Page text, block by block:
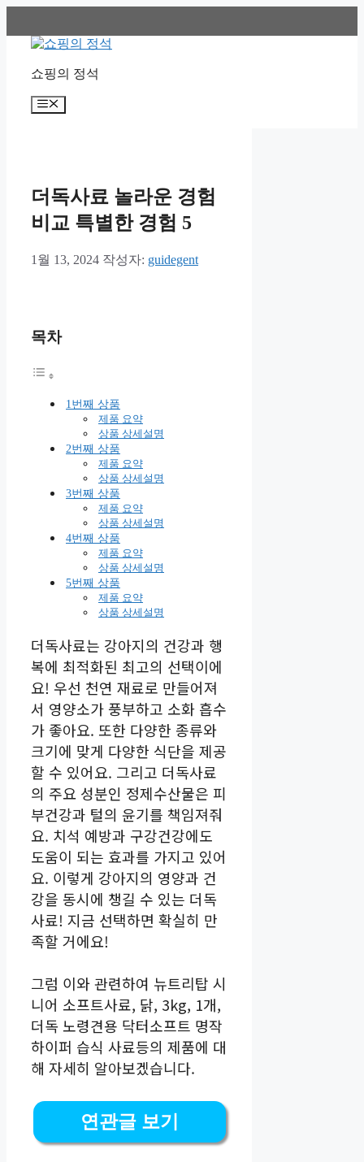
쇼핑의 정석
메
더독사료 놀라운 경험
비교 특별한 경험 5
1월 13, 2024 작성자: guidegent
목차
1번째 상품
제품 요약
상품 상세설명
2번째 상품
제품 요약
상품 상세설명
3번째 상품
제품 요약
상품 상세설명
4번째 상품
제품 요약
상품 상세설명
5번째 상품
제품 요약
상품 상세설명
더독사료는 강아지의 건강과 행
복에 최적화된 최고의 선택이에
요! 우선 천연 재료로 만들어져
서 영양소가 풍부하고 소화 흡수
가 좋아요. 또한 다양한 종류와
크기에 맞게 다양한 식단을 제공
할 수 있어요. 그리고 더독사료
의 주요 성분인 정제수산물은 피
부건강과 털의 윤기를 책임져줘
요. 치석 예방과 구강건강에도
도움이 되는 효과를 가지고 있어
요. 이렇게 강아지의 영양과 건
강을 동시에 챙길 수 있는 더독
사료! 지금 선택하면 확실히 만
족할 거에요!
그럼 이와 관련하여 뉴트리탑 시
니어 소프트사료, 닭, 3kg, 1개,
더독 노령견용 닥터소프트 명작
하이퍼 습식 사료등의 제품에 대
해 자세히 알아보겠습니다.
연관글 보기